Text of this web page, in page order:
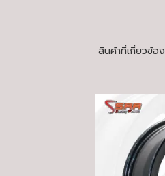
สินค้าที่เกี่ยวข้อง